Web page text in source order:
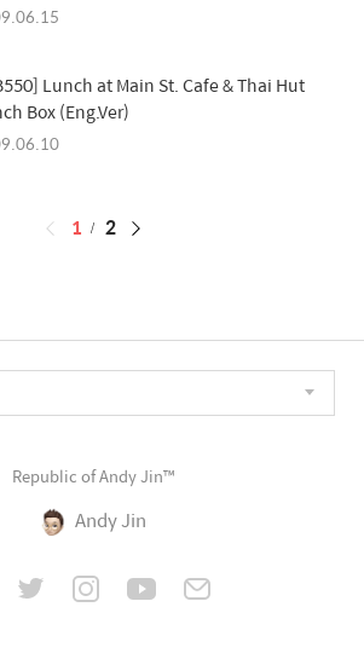
Lunch at Main St. Cafe & Thai Hut
Box (Eng.Ver)
페
1 2
Republic of Andy Jin™
Andy Jin